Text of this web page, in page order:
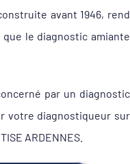
avant 1946, rend
le diagnostic amiante
par un diagnostic
votre diagnostiqueur sur
ARDENNES.